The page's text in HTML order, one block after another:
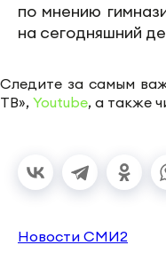
по мнению
на сегодняшний
Следите за самым
ТВ», Youtube, а также
Новости СМИ2